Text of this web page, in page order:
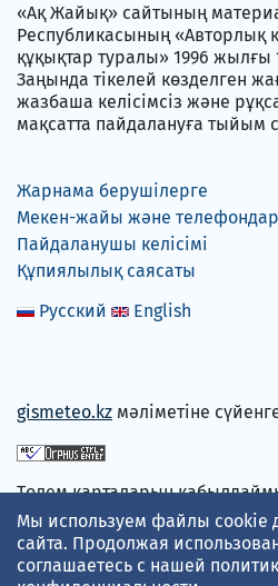
«Ақ Жайық» сайтының
Республикасының «Авторлық
құқықтар туралы» 1996
Заңында тікелей көзделген
жазбаша келісімсіз және
мақсатта пайдалануға тыйым
Жарнама берушілерге
Мекен-жайы және
Пайдаланушы келісімі
Құпиялылық саясаты
Русский
English
gismeteo.kz мәліметіне
Төлем карталарын
Мы используем файлы cookie
сайта. Продолжая
соглашаетесь с нашей